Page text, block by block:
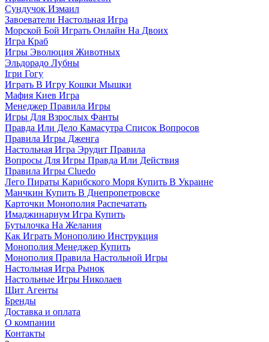
Сундучок Измаил
Завоеватели Настольная Игра
Морской Бой Играть Онлайн На Двоих
Игра Краб
Игры Эволюция Животных
Эльдорадо Лубны
Ігри Гогу
Играть В Игру Кошки Мышки
Мафия Киев Игра
Менеджер Правила Игры
Игры Для Взрослых Фанты
Правда Или Дело Камасутра Список Вопросов
Правила Игры Дженга
Настольная Игра Эрудит Правила
Вопросы Для Игры Правда Или Действия
Правила Игры Cluedo
Лего Пираты Карибского Моря Купить В Украине
Манчкин Купить В Днепропетровске
Карточки Монополия Распечатать
Имаджинариум Игра Купить
Бутылочка На Желания
Как Играть Монополию Инструкция
Монополия Менеджер Купить
Монополия Правила Настольной Игры
Настольная Игра Рынок
Настольные Игры Николаев
Щит Агенты
Бренды
Доставка и оплата
О компании
Контакты